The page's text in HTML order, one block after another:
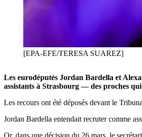
[EPA-EFE/TERESA SUAREZ]
Les eurodéputés Jordan Bardella et
assistants à Strasbourg — des proches
Les recours ont été déposés devant le
Jordan Bardella entendait recruter comme